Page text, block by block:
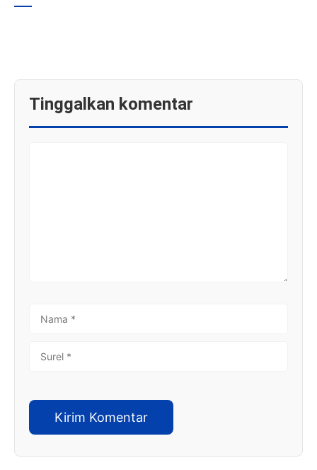
Tinggalkan komentar
NAMA
SUREL